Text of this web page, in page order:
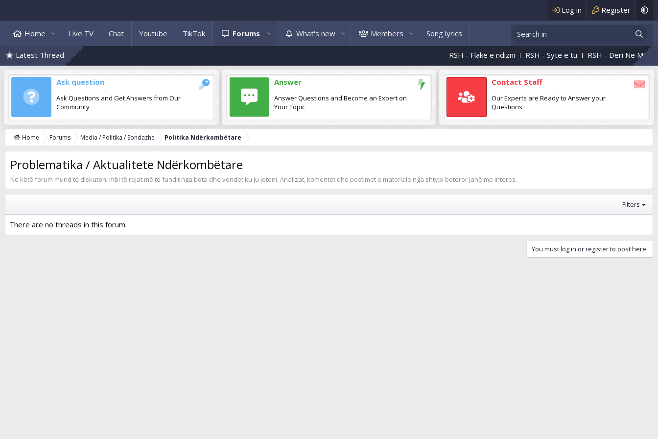
Log in Register
Home Live TV Chat Youtube TikTok Forums What's new Members Song lyrics
Latest Thread RSH - Flakë e ndizni RSH - Sytë e tu RSH - Deri Në Mëngjes
Ask question
Ask Questions and Get Answers from Our
Community
Answer
Answer Questions and Become an Expert on
Your Topic
Contact Staff
Our Experts are Ready to Answer your
Questions
Home Forums Media / Politika / Sondazhe Politika Ndërkombëtare
Problematika / Aktualitete Ndërkombëtare
Në këtë forum mund të diskutoni mbi të rejat më të fundit nga bota dhe vendet ku ju jetoni. Analizat, komentet dhe postimet e materiale nga shtypi botëror janë me interes.
Filters
There are no threads in this forum.
You must log in or register to post here.